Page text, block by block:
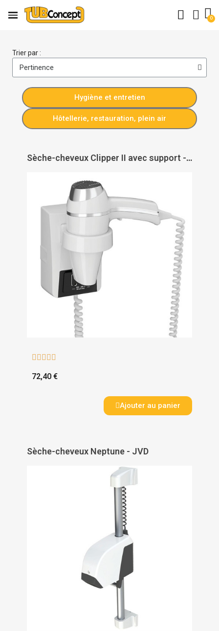
Trier par :
Hygiène et entretien
Hôtellerie, restauration, plein air
Sèche-cheveux Clipper II avec support - JVD
    
72,40 €
Ajouter au panier
Sèche-cheveux Neptune - JVD